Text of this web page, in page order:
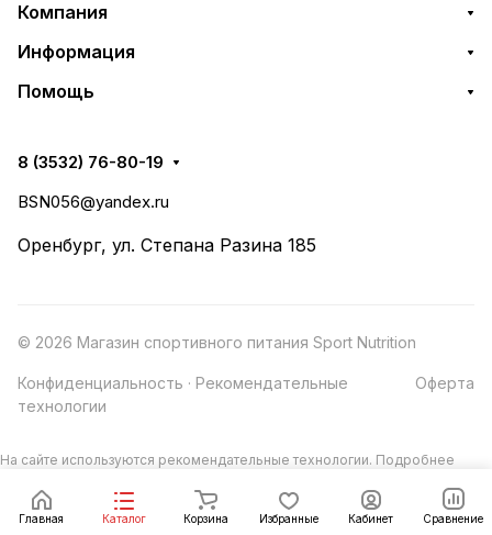
Главная Каталог Корзина Избранные Кабинет Сравнение
Компания
Информация
Помощь
8 (3532) 76-80-19
BSN056@yandex.ru
Оренбург, ул. Степана Разина 185
© 2026 Магазин спортивного питания Sport Nutrition
Конфиденциальность · Рекомендательные
технологии
Оферта
На сайте используются рекомендательные технологии. Подробнее